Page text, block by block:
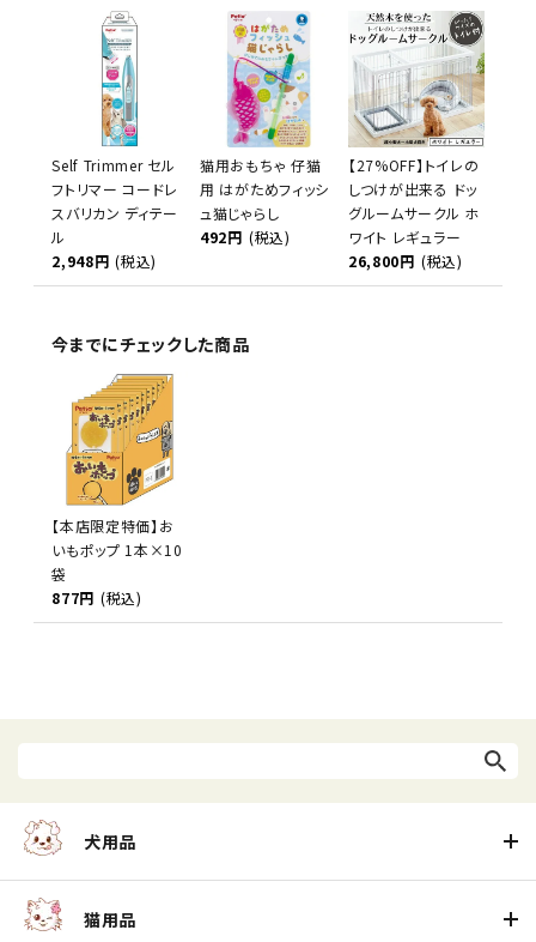
Self Trimmer セル
フトリマー コードレ
スバリカン ディテー
ル
2,948円 (税込)
猫用おもちゃ 仔猫
用 はがためフィッシ
ュ猫じゃらし
492円 (税込)
【27%OFF】トイレの
しつけが出来る ドッ
グルームサークル ホ
ワイト レギュラー
26,800円 (税込)
今までにチェックした商品
【本店限定特価】お
いもポップ 1本×10
袋
877円 (税込)
犬用品
猫用品